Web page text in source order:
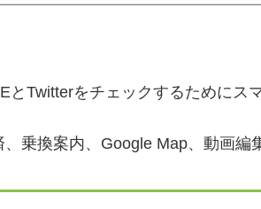
Twitterをチェックするためにス
乗換案内、Google Map、動画編